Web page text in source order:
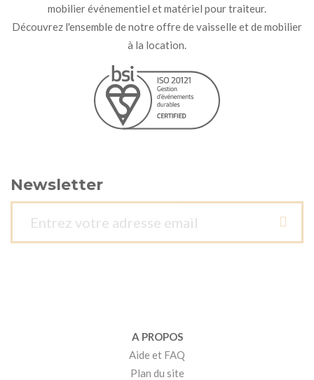
mobilier événementiel et matériel pour traiteur.
Découvrez l'ensemble de notre offre de vaisselle et de mobilier
à la location.
Newsletter
A PROPOS
Aide et FAQ
Plan du site